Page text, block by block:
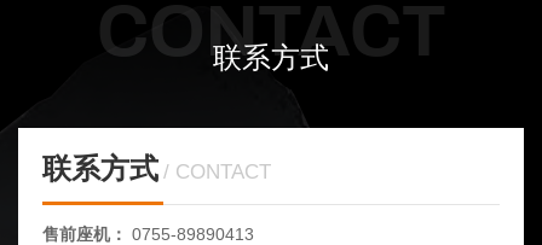
CONTACT
联系方式
联系方式 CONTACT
售前座机： 0755-89890413